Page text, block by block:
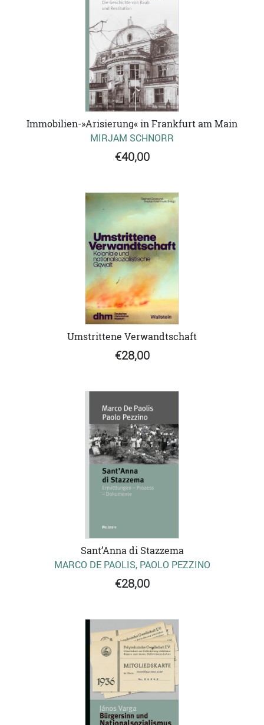
Immobilien-»Arisierung« in Frankfurt am Main
MIRJAM SCHNORR
€40,00
Umstrittene Verwandtschaft
€28,00
Sant’Anna di Stazzema
MARCO DE PAOLIS, PAOLO PEZZINO
€28,00